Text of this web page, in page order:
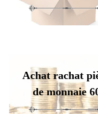
Achat rachat
de monnaie